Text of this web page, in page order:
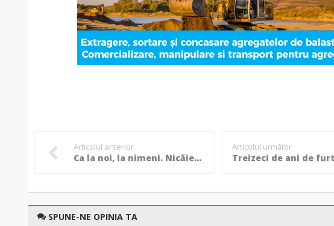
Articolul anterior
Ca la noi, la nimeni. Nicăieri nu există atâta vulgaritate precum în România
Articolul următor
SPUNE-NE OPINIA TA